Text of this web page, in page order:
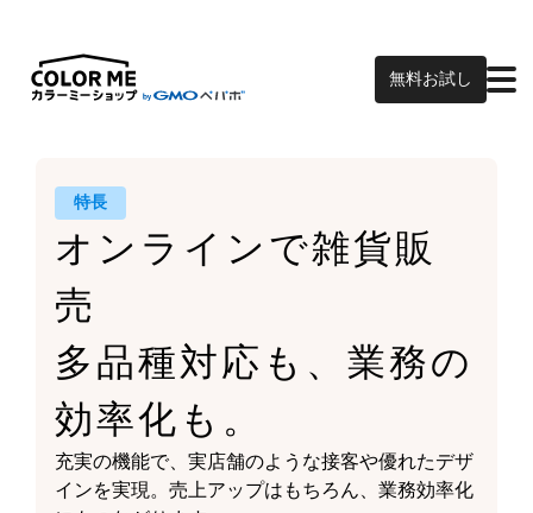
オンラインで雑貨販
売
多品種対応も、業務の
効率化も。
充実の機能で、実店舗のような接客や
インを実現。
売上アップはもちろん、 業務効率化
にもつながります。